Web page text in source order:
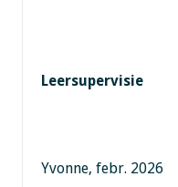
Leersupervisie
Yvonne, febr. 2026